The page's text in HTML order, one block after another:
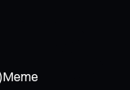
Meme